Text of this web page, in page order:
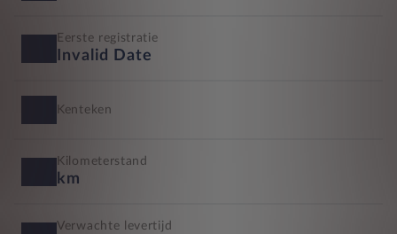
Eerste registratie
Invalid Date
Kenteken
Kilometerstand
km
Verwachte levertijd